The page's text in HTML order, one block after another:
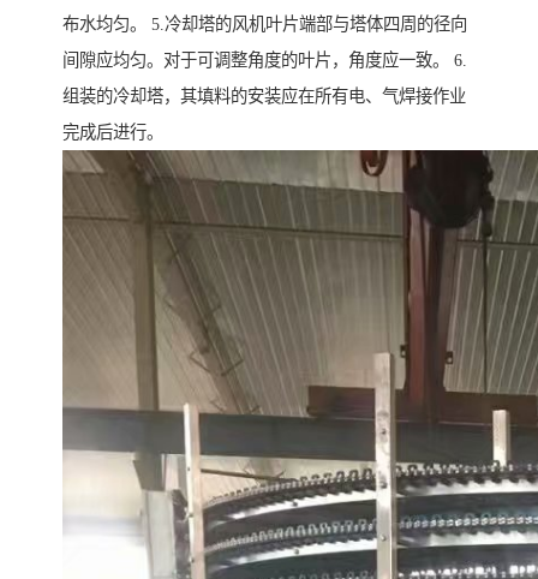
布水均匀。 5.冷却塔的风机叶片端部与塔体四周的径向
间隙应均匀。对于可调整角度的叶片，角度应一致。 6.
组装的冷却塔，其填料的安装应在所有电、气焊接作业
完成后进行。